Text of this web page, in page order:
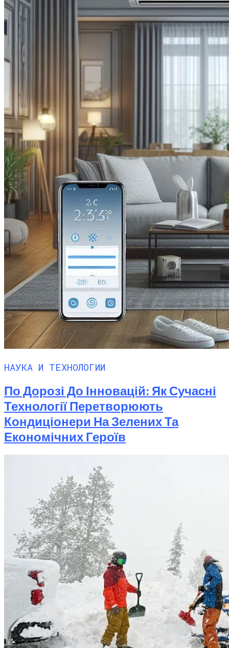
Китай Готовит Путешествие К Луне
Новые Лидеры Бенчмарка
Смартфонов AnTuTu — Супермощные
Смартфоны На Базе Snapdragon 888
НАУКА И ТЕХНОЛОГИИ
По Дорозі До Інновацій: Як Сучасні
Технології Перетворюють
Кондиціонери На Зелених Та
Економічних Героїв